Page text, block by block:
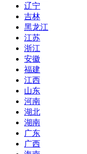
辽宁
吉林
黑龙江
江苏
浙江
安徽
福建
江西
山东
河南
湖北
湖南
广东
广西